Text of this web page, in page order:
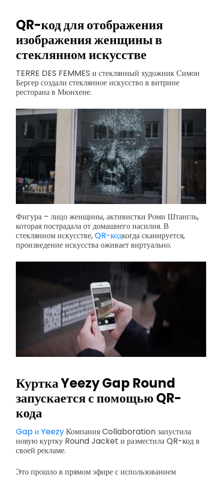
QR-код для отображения
изображения женщины в
стеклянном искусстве
TERRE DES FEMMES и стеклянный художник Симон
Бергер создали стеклянное искусство в витрине
ресторана в Мюнхене.
Фигура – лицо женщины, активистки Роми Штангль,
которая пострадала от домашнего насилия. В
стеклянном искусстве,QR-кодкогда сканируется,
произведение искусства оживает виртуально.
Куртка Yeezy Gap Round
запускается с помощью QR-
кода
Gap и YeezyКомпания Collaboration запустила
новую куртку Round Jacket и разместила QR-код в
своей рекламе.
Это прошло в прямом эфире с использованием